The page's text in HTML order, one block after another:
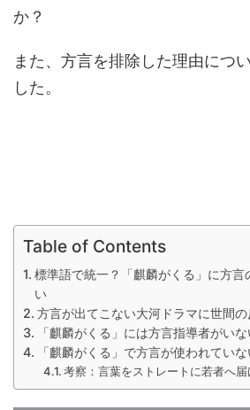
か？
また、方言を排除した理由につ
した。
Table of Contents
標準語で統一？「麒麟がくる」に方言
い
方言が出てこない大河ドラマに世間の
「麒麟がくる」には方言指導者がいな
「麒麟がくる」で方言が使われてい
考察：言葉をストレートに若者へ